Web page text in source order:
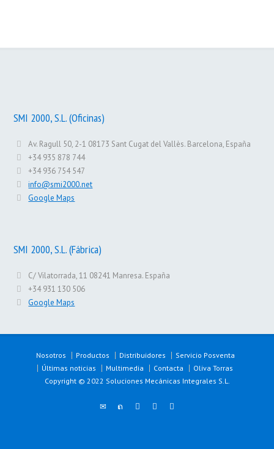
SMI 2000, S.L. (Oficinas)
Av. Ragull 50, 2-1 08173 Sant Cugat del Vallès. Barcelona, España
+34 935 878 744
+34 936 754 547
info@smi2000.net
Google Maps
SMI 2000, S.L. (Fábrica)
C/ Vilatorrada, 11 08241 Manresa. España
+34 931 130 506
Google Maps
Nosotros Productos Distribuidores
Servicio Posventa
Últimas noticias
Multimedia Contacta
Oliva Torras
Copyright © 2022 Soluciones Mecánicas Integrales S.L.